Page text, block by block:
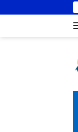
ke
Bina Insani Ikuti